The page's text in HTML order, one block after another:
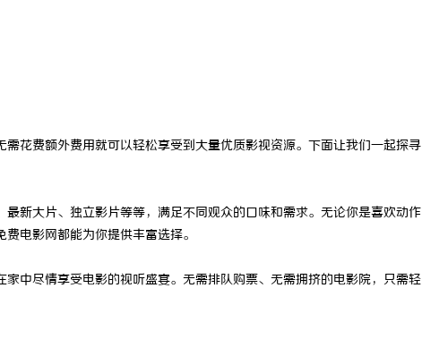
花费额外费用就可以轻松享受到大量优质影视资源。下面让我们一起探寻
新大片、独立影片等等，满足不同观众的口味和需求。无论你是喜欢动作
电影网都能为你提供丰富选择。
中尽情享受电影的视听盛宴。无需排队购票、无需拥挤的电影院，只需轻